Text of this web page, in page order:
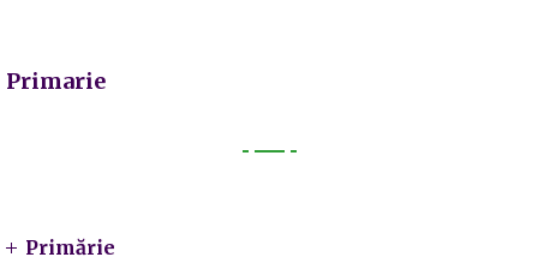
Primarie
Primărie